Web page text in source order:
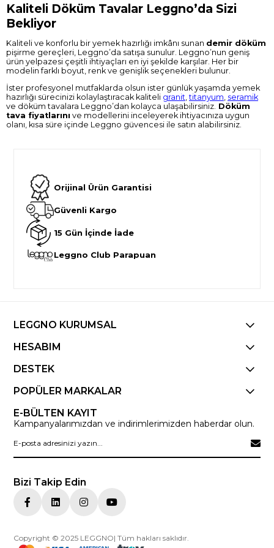
Kaliteli Döküm Tavalar Leggno’da Sizi
Bekliyor
Kaliteli ve konforlu bir yemek hazırlığı imkânı sunan demir döküm
pişirme gereçleri, Leggno’da satışa sunulur. Leggno’nun geniş
ürün yelpazesi çeşitli ihtiyaçları en iyi şekilde karşılar. Her bir
modelin farklı boyut, renk ve genişlik seçenekleri bulunur.
İster profesyonel mutfaklarda olsun ister günlük yaşamda yemek
hazırlığı sürecinizi kolaylaştıracak kaliteli granit ,titanyum seramik
ve döküm tavalara Leggno’dan kolayca ulaşabilirsiniz. Döküm
tava fiyatlarını ve modellerini inceleyerek ihtiyacınıza uygun
olanı, kısa süre içinde Leggno güvencesi ile satın alabilirsiniz.
Orijinal Ürün Garantisi
Güvenli Kargo
15 Gün İçinde İade
Leggno Club Parapuan
LEGGNO KURUMSAL
HESABIM
DESTEK
POPÜLER MARKALAR
E-BÜLTEN KAYIT
Kampanyalarımızdan ve indirimlerimizden haberdar olun.
Bizi Takip Edin
Copyright © 2025 LEGGNO| Tüm hakları saklıdır.